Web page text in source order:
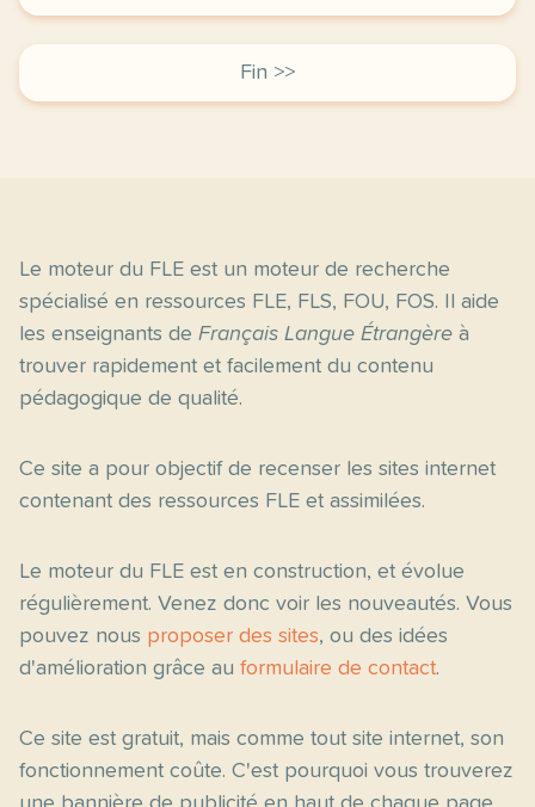
Fin >>
Le moteur du FLE est un moteur de recherche
spécialisé en ressources FLE, FLS, FOU, FOS. Il aide
les enseignants de Français Langue Étrangère à
trouver rapidement et facilement du contenu
pédagogique de qualité.
Ce site a pour objectif de recenser les sites internet
contenant des ressources FLE et assimilées.
Le moteur du FLE est en construction, et évolue
régulièrement. Venez donc voir les nouveautés. Vous
pouvez nous proposer des sites, ou des idées
d'amélioration grâce au formulaire de contact.
Ce site est gratuit, mais comme tout site internet, son
fonctionnement coûte. C'est pourquoi vous trouverez